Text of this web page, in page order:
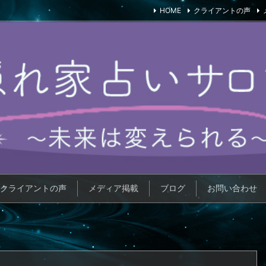
クライアントの声 メディア掲載 ブログ お問い合わせ
HOME クライアントの声